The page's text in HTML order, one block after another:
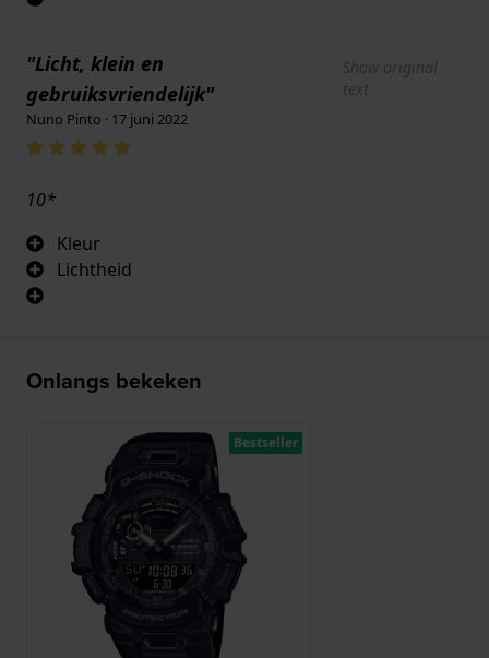
"Licht, klein en
gebruiksvriendelijk"
Show original
text
Nuno Pinto · 17 juni 2022
10*
Kleur
Lichtheid
Onlangs bekeken
Bestseller